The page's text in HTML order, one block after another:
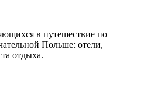
в путешествие по
Польше: отели,
отдыха.